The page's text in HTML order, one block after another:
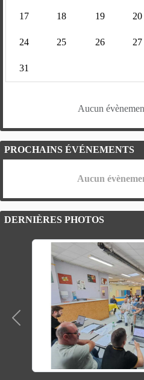
17 18 19 20
24 25 26 27
31
Aucun
PROCHAINS ÉVÉNEMENTS
Aucun
DERNIÈRES PHOTOS
Précedent